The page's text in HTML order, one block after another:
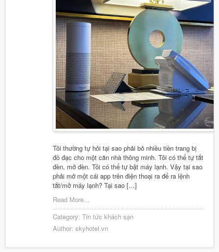
Tôi thường tự hỏi tại sao phải bỏ nhiều tiền trang bị
đồ đạc cho một căn nhà thông minh. Tôi có thể tự tắt
đèn, mở đèn. Tôi có thể tự bật máy lạnh. Vậy tại sao
phải mở một cái app trên điện thoại ra để ra lệnh
tắt/mở máy lạnh? Tại sao […]
Read More…
Category:Tin tức khách sạn
Author:skyhotel.vn